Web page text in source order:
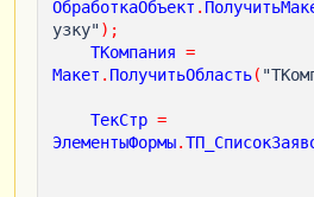
ОбработкаОбъект .
узку");
ТКомпания =
Макет . ПолучитьОбласть(
ТекСтр =
ЭлементыФормы.